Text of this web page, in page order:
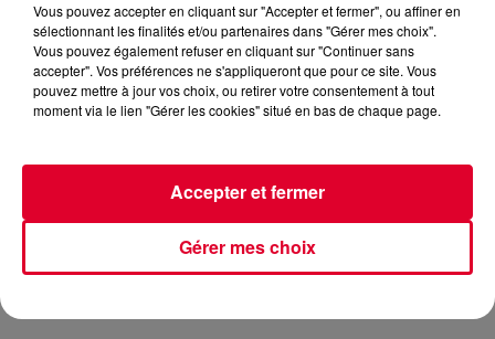
Vous pouvez accepter en cliquant sur "Accepter et fermer", ou affiner en
sélectionnant les finalités et/ou partenaires dans "Gérer mes choix".
Vous pouvez également refuser en cliquant sur "Continuer sans
accepter". Vos préférences ne s'appliqueront que pour ce site. Vous
pouvez mettre à jour vos choix, ou retirer votre consentement à tout
moment via le lien "Gérer les cookies" situé en bas de chaque page.
Gérer mes choix
Accepter et fermer